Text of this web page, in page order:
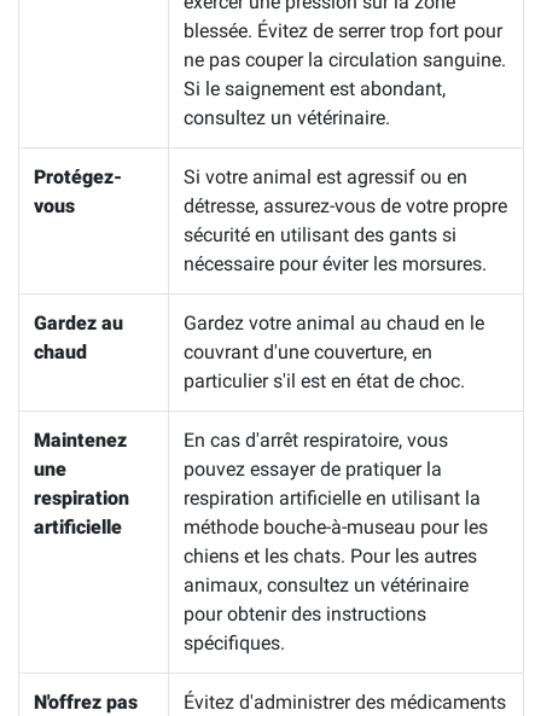
blessée. Évitez de serrer trop fort pour
ne pas couper la circulation sanguine.
Si le saignement est abondant,
consultez un vétérinaire.
Protégez-
vous
Si votre animal est agressif ou en
détresse, assurez-vous de votre propre
sécurité en utilisant des gants si
nécessaire pour éviter les morsures.
Gardez au
chaud
Gardez votre animal au chaud en le
couvrant d'une couverture, en
particulier s'il est en état de choc.
Maintenez
une
respiration
artificielle
En cas d'arrêt respiratoire, vous
pouvez essayer de pratiquer la
respiration artificielle en utilisant la
méthode bouche-à-museau pour les
chiens et les chats. Pour les autres
animaux, consultez un vétérinaire
pour obtenir des instructions
spécifiques.
N'offrez pas
Évitez d'administrer des médicaments